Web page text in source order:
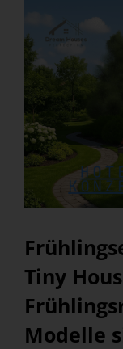
Tiny
Modelle